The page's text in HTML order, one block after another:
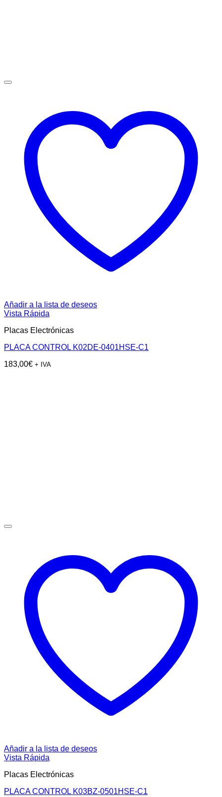
Añadir a la lista de deseos
Vista Rápida
Placas Electrónicas
PLACA CONTROL K02DE-0401HSE-C1
183,00€ + IVA
Añadir a la lista de deseos
Vista Rápida
Placas Electrónicas
PLACA CONTROL K03BZ-0501HSE-C1